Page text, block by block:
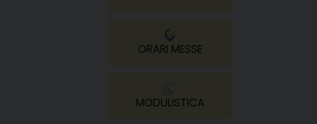
ORARI MESSE
MODULISTICA